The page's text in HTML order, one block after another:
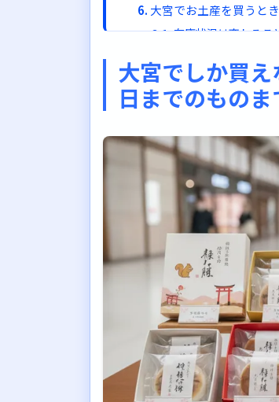
大宮でお土産を買うと
在庫状況は変わるこ
賞味期限は必ず確認
まとめ：大宮でしか買
大宮でしか買
日までのものま